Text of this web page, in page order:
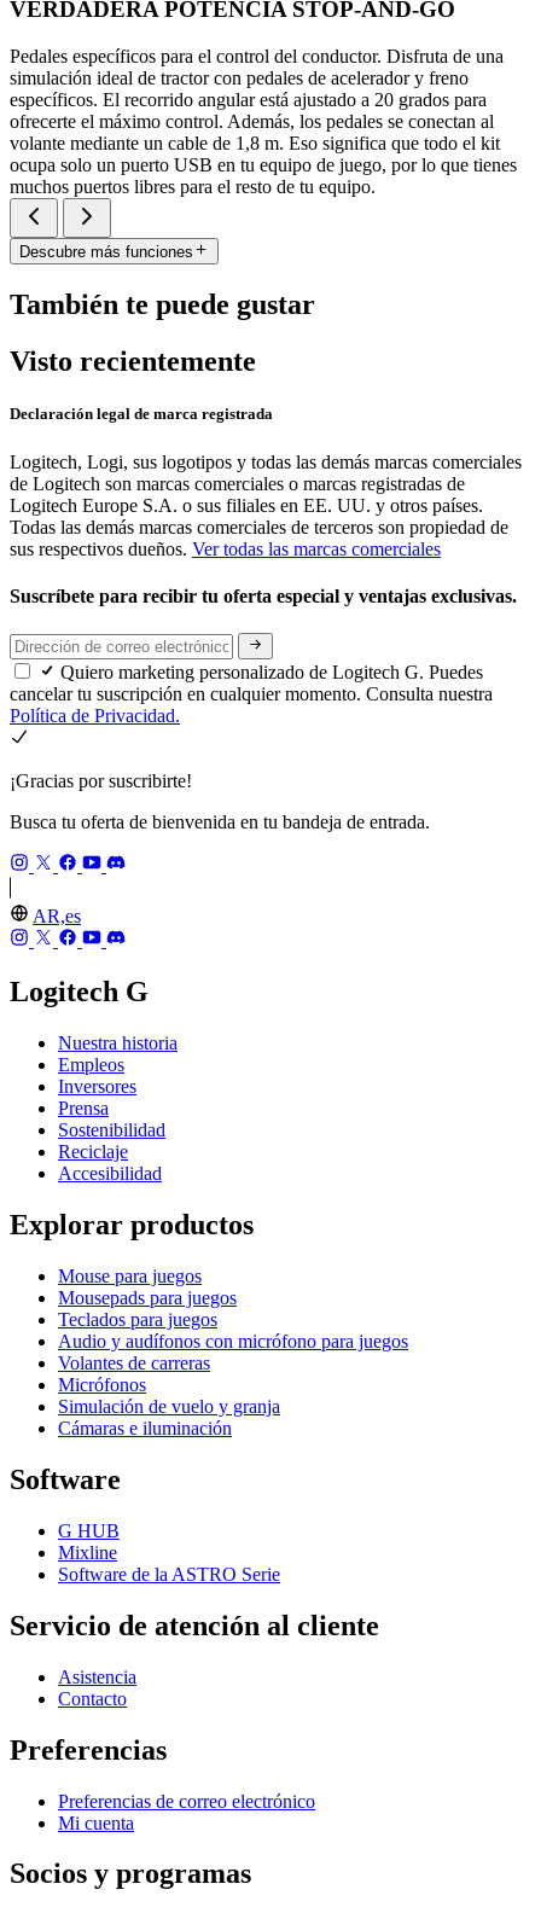
VERDADERA POTENCIA STOP-AND-GO
Pedales específicos para el control del conductor. Disfruta de una
simulación ideal de tractor con pedales de acelerador y freno
específicos. El recorrido angular está ajustado a 20 grados para
ofrecerte el máximo control. Además, los pedales se conectan al
volante mediante un cable de 1,8 m. Eso significa que todo el kit
ocupa solo un puerto USB en tu equipo de juego, por lo que tienes
muchos puertos libres para el resto de tu equipo.
Descubre más funciones
También te puede gustar
Visto recientemente
Declaración legal de marca registrada
Logitech, Logi, sus logotipos y todas las demás marcas comerciales
de Logitech son marcas comerciales o marcas registradas de
Logitech Europe S.A. o sus filiales en EE. UU. y otros países.
Todas las demás marcas comerciales de terceros son propiedad de
sus respectivos dueños. Ver todas las marcas comerciales
Suscríbete para recibir tu oferta especial y ventajas exclusivas.
Quiero marketing personalizado de Logitech G. Puedes
cancelar tu suscripción en cualquier momento. Consulta nuestra
Política de Privacidad.
¡Gracias por suscribirte!
Busca tu oferta de bienvenida en tu bandeja de entrada.
AR,es
Logitech G
Nuestra historia
Empleos
Inversores
Prensa
Sostenibilidad
Reciclaje
Accesibilidad
Explorar productos
Mouse para juegos
Mousepads para juegos
Teclados para juegos
Audio y audífonos con micrófono para juegos
Volantes de carreras
Micrófonos
Simulación de vuelo y granja
Cámaras e iluminación
Software
G HUB
Mixline
Software de la ASTRO Serie
Servicio de atención al cliente
Asistencia
Contacto
Preferencias
Preferencias de correo electrónico
Mi cuenta
Socios y programas